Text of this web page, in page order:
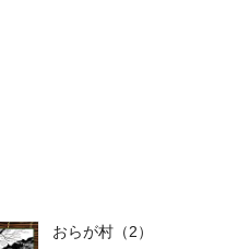
おらが村（2）